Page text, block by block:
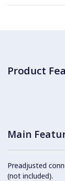
Product
Main
Preadjusted
(not included).